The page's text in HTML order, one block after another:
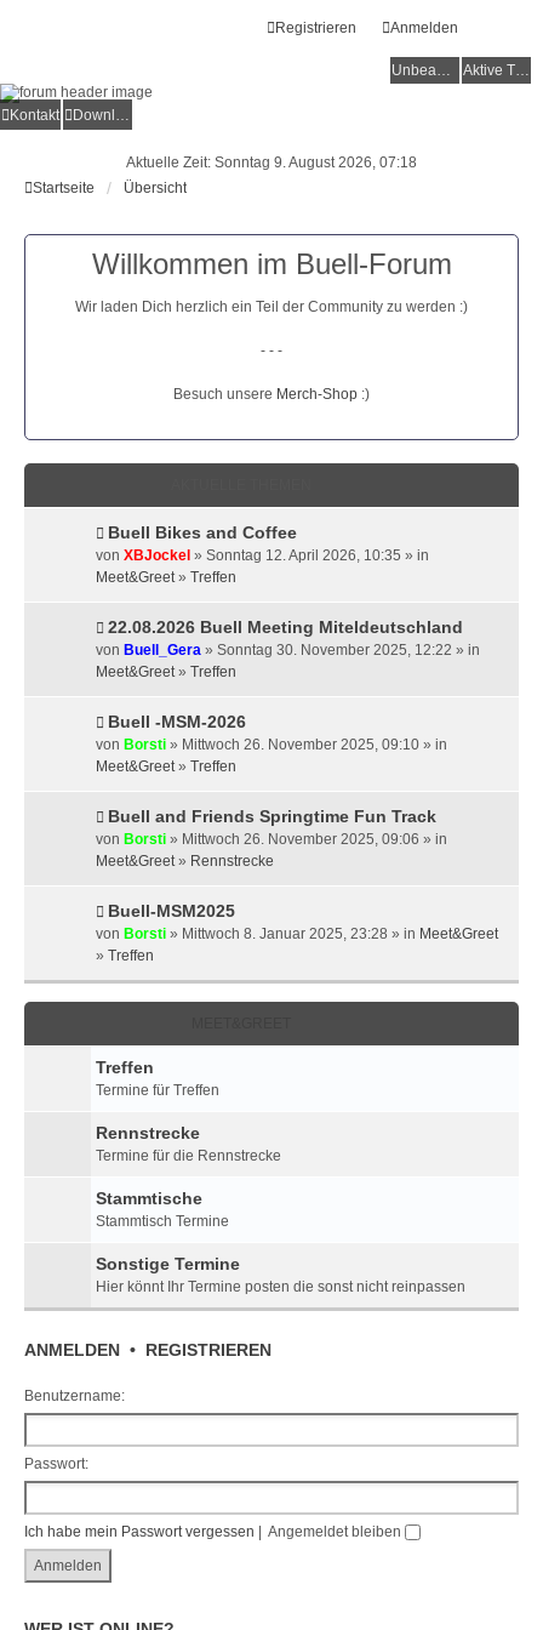
Anmelden
Registrieren
Unbeantwortete Themen Aktive Themen
Kontakt Downloads
Aktuelle Zeit: Sonntag 9. August 2026, 07:18
Startseite
Übersicht
Willkommen im Buell-Forum
Wir laden Dich herzlich ein Teil der Community zu werden :)
- - -
Besuch unsere Merch-Shop :)
Buell Bikes and Coffee
von XBJockel » Sonntag 12. April 2026, 10:35 » in
Meet&Greet» Treffen
22.08.2026 Buell Meeting Miteldeutschland
von Buell_Gera » Sonntag 30. November 2025, 12:22 » in
Meet&Greet» Treffen
Buell -MSM-2026
von Borsti » Mittwoch 26. November 2025, 09:10 » in
Meet&Greet» Treffen
Buell and Friends Springtime Fun Track
von Borsti » Mittwoch 26. November 2025, 09:06 » in
Meet&Greet» Rennstrecke
Buell-MSM2025
von Borsti » Mittwoch 8. Januar 2025, 23:28 » in Meet&Greet
» Treffen
Treffen
Termine für Treffen
Rennstrecke
Termine für die Rennstrecke
Stammtische
Stammtisch Termine
Sonstige Termine
Hier könnt Ihr Termine posten die sonst nicht reinpassen
ANMELDEN • REGISTRIEREN
Benutzername:
Passwort:
Ich habe mein Passwort vergessen Angemeldet bleiben